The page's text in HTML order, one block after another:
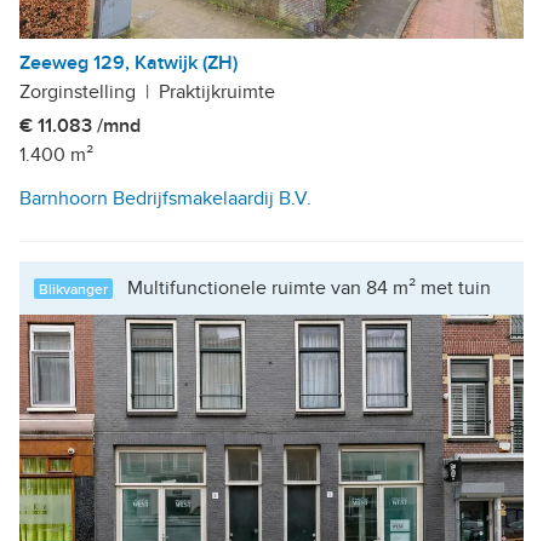
Zeeweg 129, Katwijk (ZH)
Zorginstelling | Praktijkruimte
€ 11.083 /mnd
1.400 m²
Barnhoorn Bedrijfsmakelaardij B.V.
Blikvanger Multifunctionele ruimte van 84 m² met tuin